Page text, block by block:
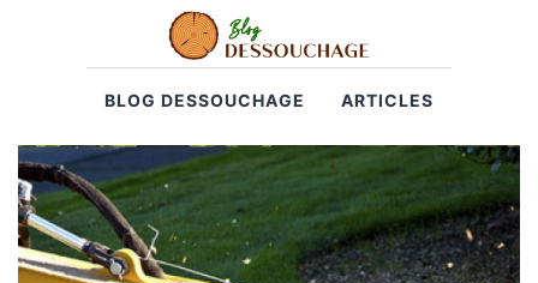
BLOG DESSOUCHAGE ARTICLES